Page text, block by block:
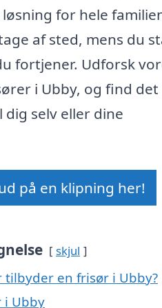
for hele
af sted, mens du
fortjener. Udforsk
i Ubby, og find det
selv eller dine
på en klipning her!
skjul
tilbyder en frisør i Ubby?
i Ubby